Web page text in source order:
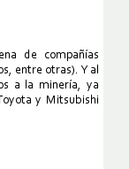
de compañías
entre otras). Y al
a la minería, ya
y Mitsubishi